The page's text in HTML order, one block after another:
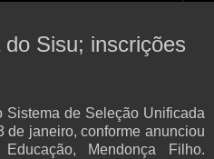
Sisu; inscrições
Sistema de Seleção Unificada
de janeiro, conforme anunciou
Mendonça Filho.